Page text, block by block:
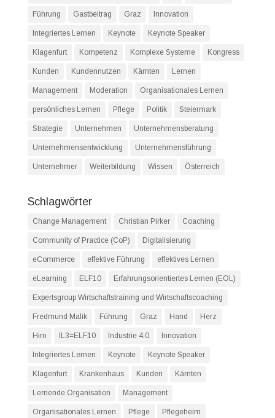
Führung Gastbeitrag Graz Innovation
Integriertes Lernen Keynote Keynote Speaker
Klagenfurt Kompetenz Komplexe Systeme Kongress
Kunden Kundennutzen Kärnten Lernen
Management Moderation Organisationales Lernen
persönliches Lernen Pflege Politik Steiermark
Strategie Unternehmen Unternehmensberatung
Unternehmensentwicklung Unternehmensführung
Unternehmer Weiterbildung Wissen Österreich
Schlagwörter
Change Management Christian Pirker Coaching
Community of Practice (CoP) Digitalisierung
eCommerce effektive Führung effektives Lernen
eLearning ELF10 Erfahrungsorientiertes Lernen (EOL)
Expertsgroup Wirtschaftstraining und Wirtschaftscoaching
Fredmund Malik Führung Graz Hand Herz
Hirn IL3=ELF10 Industrie 4.0 Innovation
Integriertes Lernen Keynote Keynote Speaker
Klagenfurt Krankenhaus Kunden Kärnten
Lernende Organisation Management
Organisationales Lernen Pflege Pflegeheim